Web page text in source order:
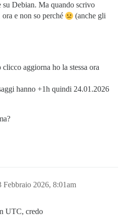
su Debian. Ma quando scrivo
e non so perché
(anche gli
aggiorna ho la stessa ora
hanno +1h quindi 24.01.2026
Febbraio 2026, 8:01am
UTC, credo